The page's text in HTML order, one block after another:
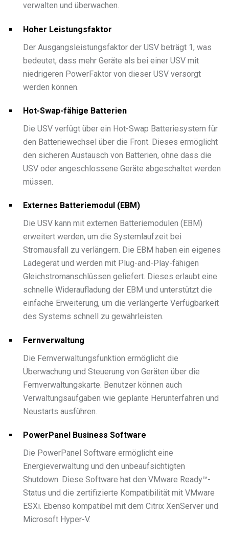
verwalten und überwachen.
Hoher Leistungsfaktor
Der Ausgangsleistungsfaktor der USV beträgt 1, was
bedeutet, dass mehr Geräte als bei einer USV mit
niedrigeren PowerFaktor von dieser USV versorgt
werden können.
Hot-Swap-fähige Batterien
Die USV verfügt über ein Hot-Swap Batteriesystem für
den Batteriewechsel über die Front. Dieses ermöglicht
den sicheren Austausch von Batterien, ohne dass die
USV oder angeschlossene Geräte abgeschaltet werden
müssen.
Externes Batteriemodul (EBM)
Die USV kann mit externen Batteriemodulen (EBM)
erweitert werden, um die Systemlaufzeit bei
Stromausfall zu verlängern. Die EBM haben ein eigenes
Ladegerät und werden mit Plug-and-Play-fähigen
Gleichstromanschlüssen geliefert. Dieses erlaubt eine
schnelle Wideraufladung der EBM und unterstützt die
einfache Erweiterung, um die verlängerte Verfügbarkeit
des Systems schnell zu gewährleisten.
Fernverwaltung
Die Fernverwaltungsfunktion ermöglicht die
Überwachung und Steuerung von Geräten über die
Fernverwaltungskarte. Benutzer können auch
Verwaltungsaufgaben wie geplante Herunterfahren und
Neustarts ausführen.
PowerPanel Business Software
Die PowerPanel Software ermöglicht eine
Energieverwaltung und den unbeaufsichtigten
Shutdown. Diese Software hat den VMware Ready™-
Status und die zertifizierte Kompatibilität mit VMware
ESXi. Ebenso kompatibel mit dem Citrix XenServer und
Microsoft Hyper-V.